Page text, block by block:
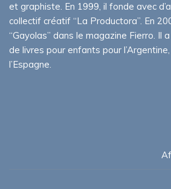
et graphiste. En 1999, il fonde avec
collectif créatif “La Productora”. En
“Gayolas” dans le magazine Fierro. Il
de livres pour enfants pour
l’Espagne.